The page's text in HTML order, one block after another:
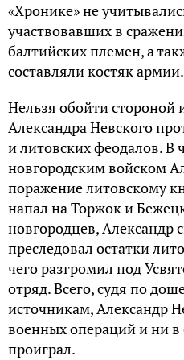
«Хронике» не
участвовавших в
балтийских племен, а
составляли костяк армии.
Нельзя обойти
Александра Невского
и литовских феодалов. В
новгородским войском
поражение литовскому
напал на Торжок и
новгородцев, Александр
преследовал остатки
чего разгромил под
отряд. Всего, судя по
источникам, Александр
военных операций и ни
проиграл.